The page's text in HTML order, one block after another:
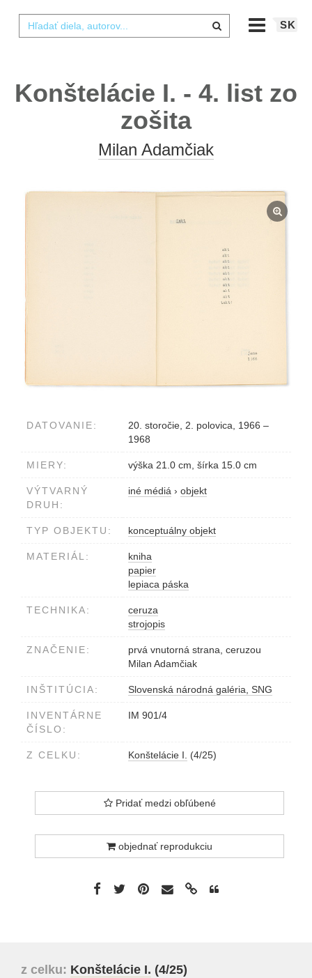
SK
Konštelácie I. - 4. list zo
zošita
Milan Adamčiak
DATOVANIE:
20. storočie, 2. polovica, 1966 –
1968
MIERY: výška 21.0 cm, šírka 15.0 cm
VÝTVARNÝ
DRUH:
iné médiá › objekt
TYP OBJEKTU: konceptuálny objekt
MATERIÁL:
kniha
papier
lepiaca páska
TECHNIKA:
ceruza
strojopis
ZNAČENIE:
prvá vnutorná strana, ceruzou
Milan Adamčiak
INŠTITÚCIA: Slovenská národná galéria, SNG
INVENTÁRNE
ČÍSLO:
IM 901/4
Z CELKU: Konštelácie I. (4/25)
Pridať medzi obľúbené
objednať reprodukciu
z celku: Konštelácie I. (4/25)